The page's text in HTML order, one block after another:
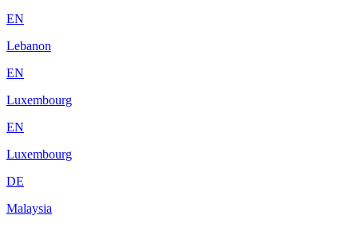
EN
Lebanon
EN
Luxembourg
EN
Luxembourg
DE
Malaysia